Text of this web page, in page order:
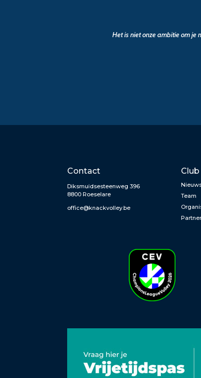
Het is niet onze ambitie om je
Contact
Diksmuidsesteenweg 396
8800 Roeselare
office@knackvolley.be
Club
Team